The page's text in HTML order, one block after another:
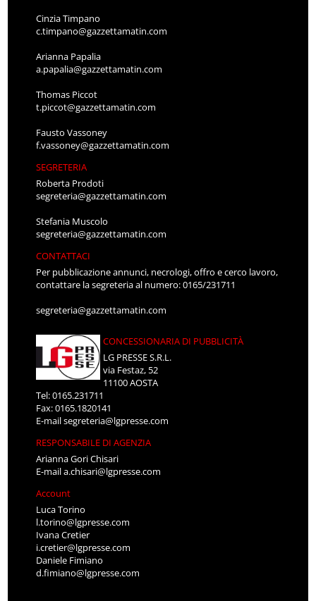
Cinzia Timpano
c.timpano@gazzettamatin.com
Arianna Papalia
a.papalia@gazzettamatin.com
Thomas Piccot
t.piccot@gazzettamatin.com
Fausto Vassoney
f.vassoney@gazzettamatin.com
SEGRETERIA
Roberta Prodoti
segreteria@gazzettamatin.com
Stefania Muscolo
segreteria@gazzettamatin.com
CONTATTACI
Per pubblicazione annunci, necrologi, offro e cerco lavoro,
contattare la segreteria al numero: 0165/231711
segreteria@gazzettamatin.com
CONCESSIONARIA DI PUBBLICITÀ
LG PRESSE S.R.L.
via Festaz, 52
11100 AOSTA
Tel: 0165.231711
Fax: 0165.1820141
E-mailsegreteria@lgpresse.com
RESPONSABILE DI AGENZIA
Arianna Gori Chisari
E-maila.chisari@lgpresse.com
Account
Luca Torino
l.torino@lgpresse.com
Ivana Cretier
i.cretier@lgpresse.com
Daniele Fimiano
d.fimiano@lgpresse.com